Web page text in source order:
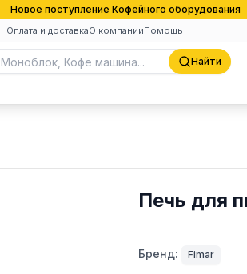
Новое поступление Кофейного оборудования
Оплата и доставкаО компанииПомощь
Найти
Печь для
Бренд: Fimar